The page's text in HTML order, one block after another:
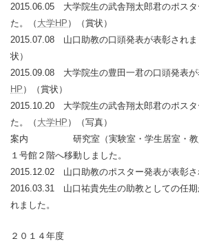
2015.06.05 大学院生の武舎翔太郎君のポスタ
た。（ 大学HP ）（賞状）
2015.07.08 山口助教の口頭発表が表彰されま
状）
2015.09.08 大学院生の豊田一君の口頭発表が
HP ）（賞状）
2015.10.20 大学院生の武舎翔太郎君のポスタ
た。（ 大学HP ）（写真）
案内 研究室（実験室・学生居室・教員
１号館２階へ移動しました。
2015.12.02 山口助教のポスター発表が表彰さ
2016.03.31 山口祐貴先生の助教としての任期
れました。
２０１４年度